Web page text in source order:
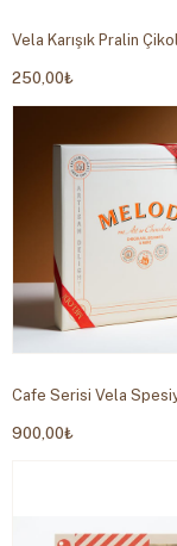
250,00₺
900,00₺